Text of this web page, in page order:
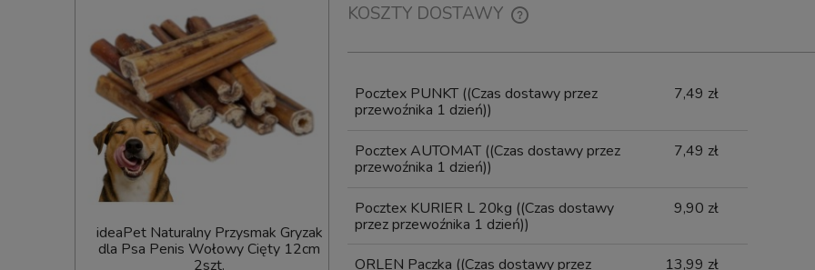
ideaPet Naturalny Przysmak Gryzak
dla Psa Penis Wołowy Cięty 12cm
2szt.
Comfy Przysmak Funkcyjny Smaczki
Mięsa ZDROWE JELITA 70g
Oddech dla Psów 1kg Art. 33
KOSZTY DOSTAWY
Pocztex PUNKT ((Czas dostawy przez
przewoźnika 1 dzień))
7,49 zł
Pocztex AUTOMAT ((Czas dostawy przez
przewoźnika 1 dzień))
7,49 zł
Pocztex KURIER L 20kg ((Czas dostawy
przez przewoźnika 1 dzień))
9,90 zł
ORLEN Paczka ((Czas dostawy przez
13,99 zł